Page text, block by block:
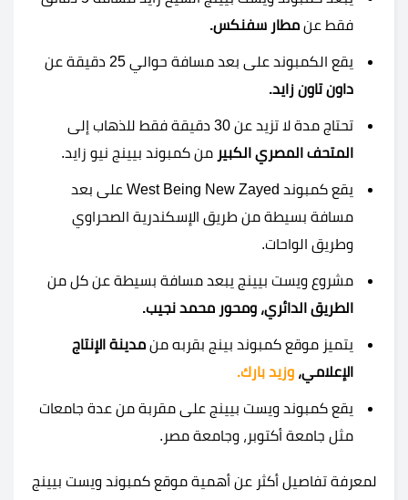
فقط عن مطار سفنكس.
يقع الكمبوند على بعد مسافة حوالي 25 دقيقة عن
داون تاون زايد.
تحتاج مدة لا تزيد عن 30 دقيقة فقط للذهاب إلى
المتحف المصري الكبير من كمبوند بيينج نيو زايد.
يقع كمبوند West Being New Zayed على بعد
مسافة بسيطة من طريق الإسكندرية الصحراوي
وطريق الواحات.
مشروع ويست بيينج يبعد مسافة بسيطة عن كل من
الطريق الدائري، ومحور محمد نجيب.
يتميز موقع كمبوند بينج بقربه من مدينة الإنتاج
الإعلامي، وزيد بارك.
يقع كمبوند ويست بيينج على مقربة من عدة جامعات
مثل جامعة أكتوبر، وجامعة مصر.
لمعرفة تفاصيل أكثر عن أهمية موقع كمبوند ويست بيينج